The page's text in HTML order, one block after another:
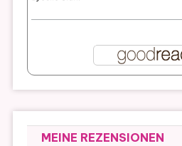
MEINE REZENSIONEN